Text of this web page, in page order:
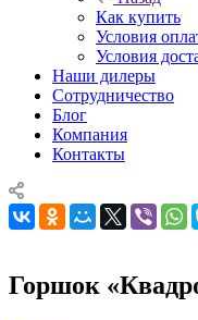
Как купить
Условия
Условия
Наши дилеры
Сотрудничество
Блог
Компания
Контакты
Горшок